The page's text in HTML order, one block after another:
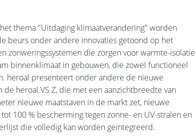
thema "Uitdaging klimaatverandering" worden
beurs onder andere innovaties getoond op het
zonweringssystemen die zorgen voor warmte-isolatie
binnenklimaat in gebouwen, die zowel functioneel
heroal presenteert onder andere de nieuwe
de heroal VS Z, die met een aanzichtbreedte van
nieuwe maatstaven in de markt zet, nieuwe
100 % bescherming tegen zonne- en UV-stralen en
die volledig kan worden geïntegreerd.